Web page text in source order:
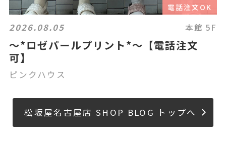
電話注文OK
2026.08.05 本館 5F
〜*ロゼパールプリント*〜【電話注文
可】
ピンクハウス
松坂屋名古屋店 SHOP BLOG トップへ